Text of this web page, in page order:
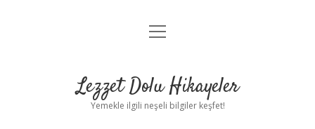
Anasayfa
Yasal Uyarı
menüyü
Lezzet Dolu Hikayeler
Yemekle ilgili neşeli bilgiler keşfet!